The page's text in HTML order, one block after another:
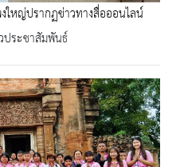
หญ่ปรากฏข่าวทางสื่อออนไลน์
ระชาสัมพันธ์